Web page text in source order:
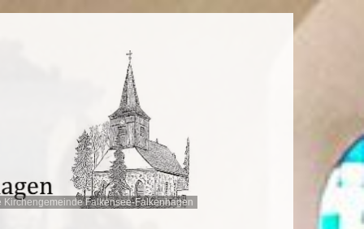
Falkensee-Falkenhagen